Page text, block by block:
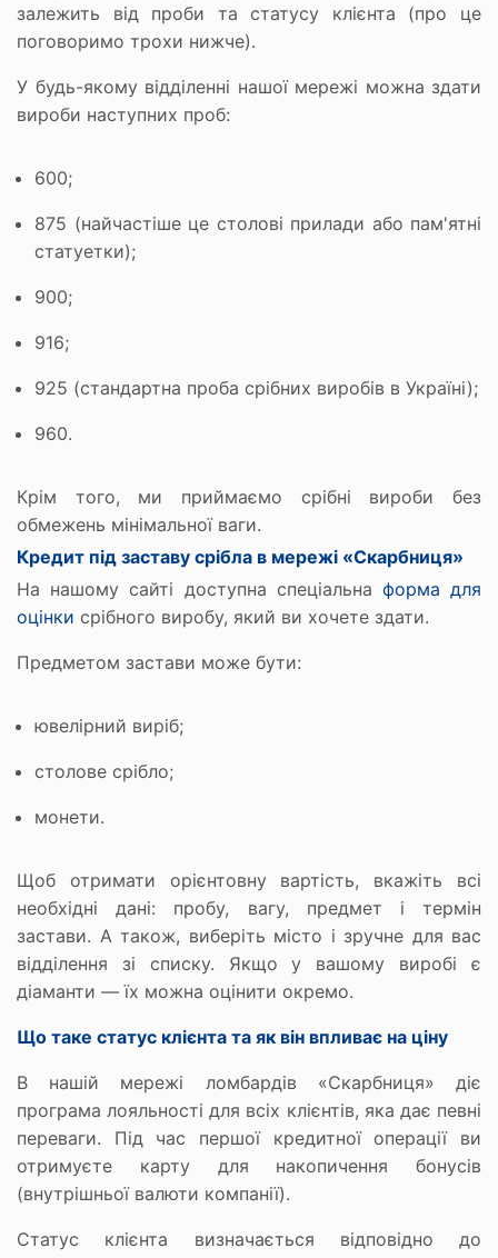
залежить від проби та статусу клієнта (про це
поговоримо трохи нижче).
У будь-якому відділенні нашої мережі можна здати
вироби наступних проб:
600;
875 (найчастіше це столові прилади або пам'ятні
статуетки);
900;
916;
925 (стандартна проба срібних виробів в Україні);
960.
Крім того, ми приймаємо срібні вироби без
обмежень мінімальної ваги.
Кредит під заставу срібла в мережі «Скарбниця»
На нашому сайті доступна спеціальна форма для
оцінки срібного виробу, який ви хочете здати.
Предметом застави може бути:
ювелірний виріб;
столове срібло;
монети.
Щоб отримати орієнтовну вартість, вкажіть всі
необхідні дані: пробу, вагу, предмет і термін
застави. А також, виберіть місто і зручне для вас
відділення зі списку. Якщо у вашому виробі є
діаманти — їх можна оцінити окремо.
Що таке статус клієнта та як він впливає на ціну
В нашій мережі ломбардів «Скарбниця» діє
програма лояльності для всіх клієнтів, яка дає певні
переваги. Під час першої кредитної операції ви
отримуєте карту для накопичення бонусів
(внутрішньої валюти компанії).
Статус клієнта визначається відповідно до